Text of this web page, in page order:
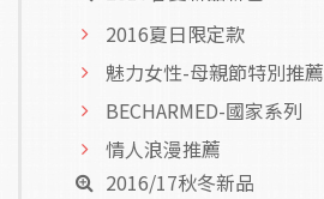
2016夏日限定款
魅力女性-母親節特別推薦
BECHARMED-國家系列
情人浪漫推薦
2016/17秋冬新品